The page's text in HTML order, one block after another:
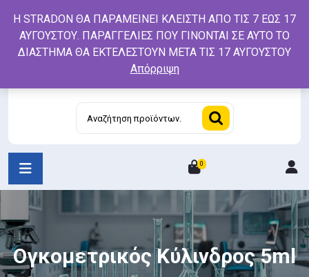
content
Αναζήτηση
0
Ογκομετρικός Κύλινδρος 5ml
Η STRADON ΘΑ ΠΑΡΑΜΕΙΝΕΙ ΚΛΕΙΣΤΗ ΑΠΟ ΤΙΣ 7 ΕΩΣ 17
ΑΥΓΟΥΣΤΟΥ. ΠΑΡΑΓΓΕΛΙΕΣ ΠΟΥ ΓΙΝΟΝΤΑΙ ΣΕ ΑΥΤΟ ΤΟ
ΔΙΑΣΤΗΜΑ ΘΑ ΕΚΤΕΛΕΣΤΟΥΝ ΜΕΤΑ ΤΙΣ 17 ΑΥΓΟΥΣΤΟΥ
Απόρριψη